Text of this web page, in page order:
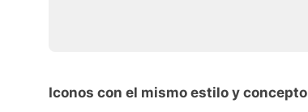
Iconos con el mismo estilo y concepto